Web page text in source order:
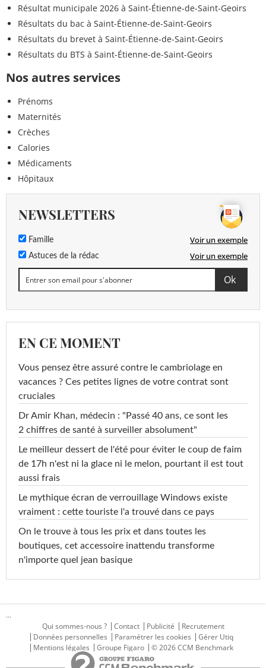
Résultat municipale 2026 à Saint-Étienne-de-Saint-Geoirs
Résultats du bac à Saint-Étienne-de-Saint-Geoirs
Résultats du brevet à Saint-Étienne-de-Saint-Geoirs
Résultats du BTS à Saint-Étienne-de-Saint-Geoirs
Nos autres services
Prénoms
Maternités
Crèches
Calories
Médicaments
Hôpitaux
NEWSLETTERS
Famille Voir un exemple
Astuces de la rédac Voir un exemple
EN CE MOMENT
Vous pensez être assuré contre le cambriolage en
vacances ? Ces petites lignes de votre contrat sont
cruciales
Dr Amir Khan, médecin : "Passé 40 ans, ce sont les
2 chiffres de santé à surveiller absolument"
Le meilleur dessert de l'été pour éviter le coup de faim
de 17h n'est ni la glace ni le melon, pourtant il est tout
aussi frais
Le mythique écran de verrouillage Windows existe
vraiment : cette touriste l'a trouvé dans ce pays
On le trouve à tous les prix et dans toutes les
boutiques, cet accessoire inattendu transforme
n'importe quel jean basique
...
Qui sommes-nous ?
Contact Publicité
Recrutement
Données personnelles
Paramétrer les cookies
Gérer Utiq
Mentions légales
Groupe Figaro © 2026 CCM Benchmark